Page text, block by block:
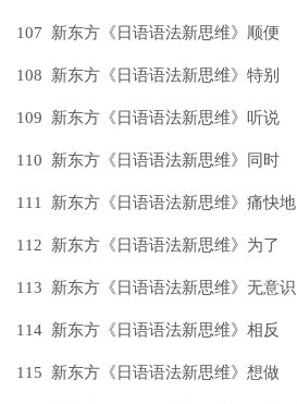
107 新东方《日语语法新思维》顺便
108 新东方《日语语法新思维》特别
109 新东方《日语语法新思维》听说
110 新东方《日语语法新思维》同时
111 新东方《日语语法新思维》痛快地
112 新东方《日语语法新思维》为了
113 新东方《日语语法新思维》无意识
114 新东方《日语语法新思维》相反
115 新东方《日语语法新思维》想做